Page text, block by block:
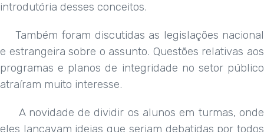
introdutória desses conceitos.
Também foram discutidas as legislações nacional
e estrangeira sobre o assunto. Questões relativas aos
programas e planos de integridade no setor público
atraíram muito interesse.
A novidade de dividir os alunos em turmas, onde
eles lançavam ideias que seriam debatidas por todos